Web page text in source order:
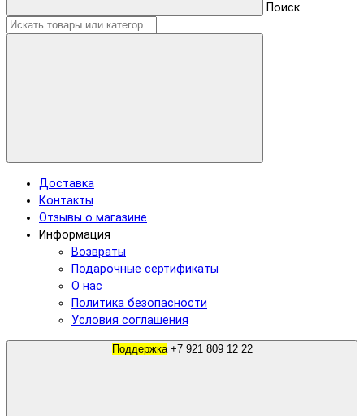
Поиск
Доставка
Контакты
Отзывы о магазине
Информация
Возвраты
Подарочные сертификаты
О нас
Политика безопасности
Условия соглашения
Поддержка +7 921 809 12 22